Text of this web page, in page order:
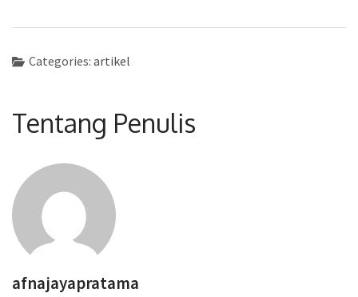
Categories: artikel
Tentang Penulis
afnajayapratama